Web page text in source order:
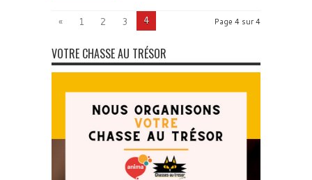
Page 4 sur 4
« 1 2 3 4
VOTRE CHASSE AU TRÉSOR